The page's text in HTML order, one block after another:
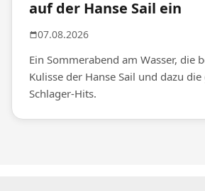
auf der Hanse Sail ein
07.08.2026
Ein Sommerabend am Wasser, die
Kulisse der Hanse Sail und dazu
Schlager-Hits.